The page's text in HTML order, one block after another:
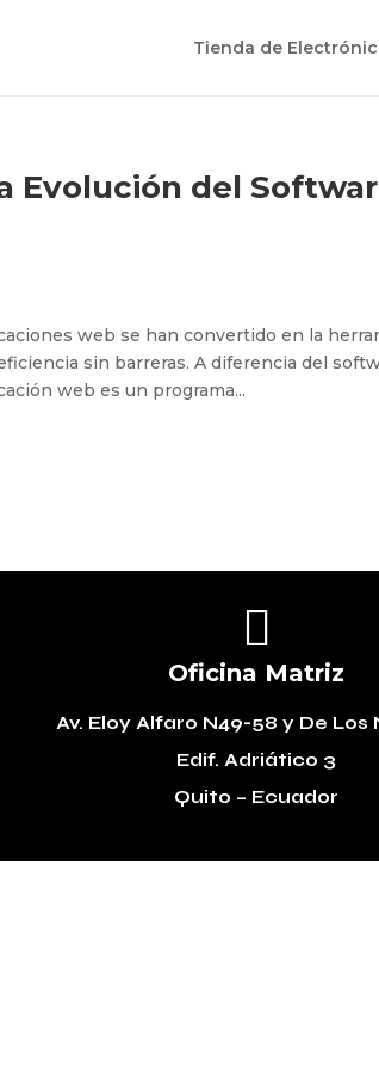
Tienda de
Evolución del
web se han convertido en la
sin barreras. A diferencia del
web es un programa...

Oficina Matriz
Av. Eloy Alfaro N49-58 y De Los
Edif. Adriático 3
Quito – Ecuador